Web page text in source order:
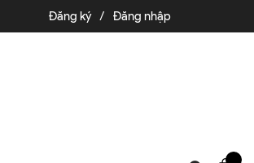
Đăng ký / Đăng nhập